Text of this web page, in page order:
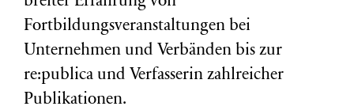
Fortbildungsveranstaltungen bei
Unternehmen und Verbänden bis zur
re:publica und Verfasserin zahlreicher
Publikationen.